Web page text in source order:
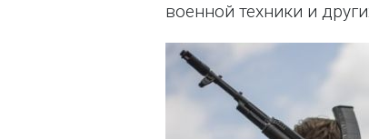
военной техники и